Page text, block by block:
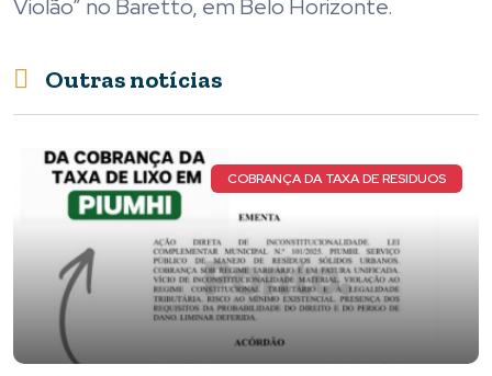
Violão” no Baretto, em Belo Horizonte.
Outras notícias
COBRANÇA DA TAXA DE RESIDUOS